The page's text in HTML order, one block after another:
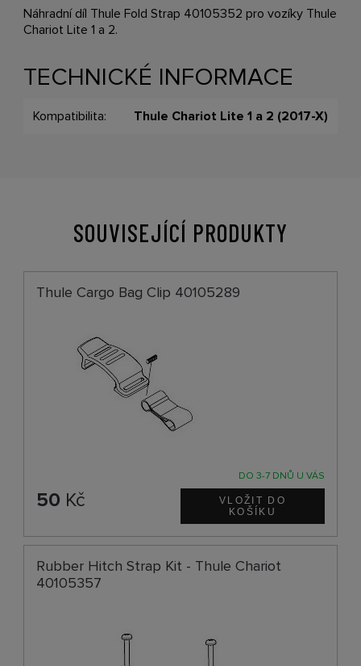
Náhradní díl Thule Fold Strap 40105352 pro vozíky Thule
Chariot Lite 1 a 2.
TECHNICKÉ INFORMACE
Kompatibilita: Thule Chariot Lite 1 a 2 (2017-X)
SOUVISEJÍCÍ PRODUKTY
Thule Cargo Bag Clip 40105289
DO 3-7 DNŮ U VÁS
50 Kč
Rubber Hitch Strap Kit - Thule Chariot
40105357